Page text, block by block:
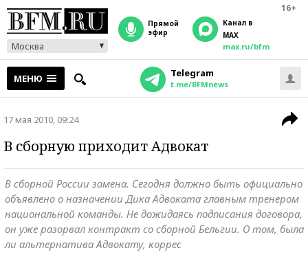
16+
Москва
прямой
эфир
Канал в
MAX
max.ru/bfm
МЕНЮ Telegram
t.me/BFMnews
17 мая 2010, 09:24
В сборную приходит Адвокат
В сборной России замена. Сегодня должно быть официально
объявлено о назначении Дика Адвоката главным тренером
национальной команды. Не дожидаясь подписания договора,
он уже разорвал контракт со сборной Бельгии. О том, была
ли альтернатива Адвокату, коррес